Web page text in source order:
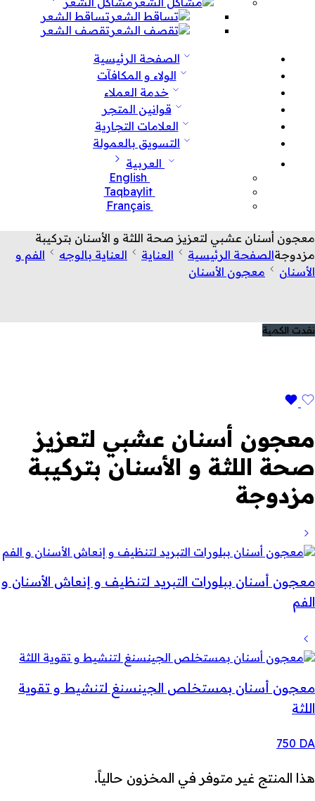
تساقط الشعر
تقصف الشعر
الصفحة الرئيسية
الولاء و المكافآت
خدمة العملاء
قوانين المتجر
العلامات التجارية
التسويق بالعمولة
العربية
English
Taqbaylit
Français
معجون أسنان عشبي لتعزيز صحة اللثة و الأسنان بتركيبة
مزدوجةالصفحة الرئيسية العناية العناية بالوجه
الفم و
الأسنان
معجون الأسنان
نفدت الكمية
معجون أسنان عشبي لتعزيز
صحة اللثة و الأسنان بتركيبة
مزدوجة
معجون أسنان ببلورات التبريد لتنظيف و إنعاش الأسنان و
الفم
معجون أسنان بمستخلص الجينسنغ لتنشيط و تقوية
اللثة
750 DA
هذا المنتج غير متوفر في المخزون حالياً.